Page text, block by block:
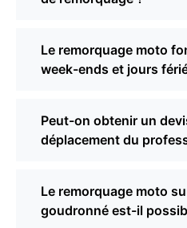
Le remorquage moto
week-ends et jours
Peut-on obtenir un
déplacement du
Le remorquage moto
goudronné est-il